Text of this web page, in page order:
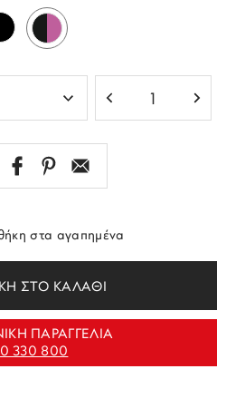
στα αγαπημένα
ΣΤΟ ΚΑΛΑΘΙ
ΠΑΡΑΓΓΕΛΙΑ
330 800